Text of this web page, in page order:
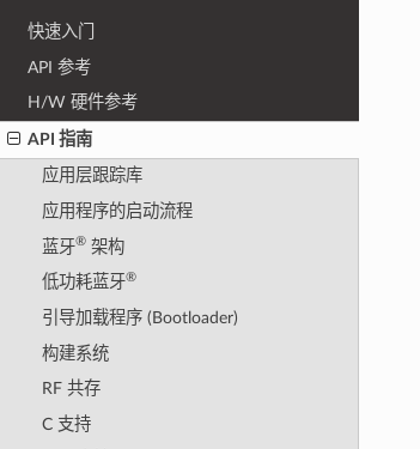
快速入门
API 参考
H/W 硬件参考
API 指南
应用层跟踪库
应用程序的启动流程
蓝牙®架构
低功耗蓝牙®
引导加载程序 (Bootloader)
构建系统
RF 共存
C 支持